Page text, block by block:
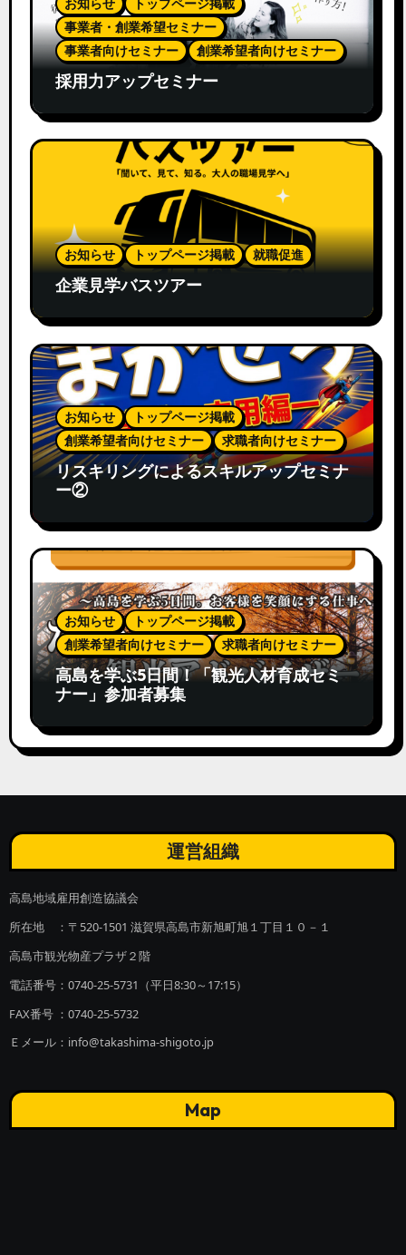
事業者・創業希望セミナー
事業者向けセミナー
創業希望者向けセミナー
採用力アップセミナー
お知らせ トップページ掲載 就職促進
企業見学バスツアー
お知らせ
トップページ掲載
創業希望者向けセミナー
求職者向けセミナー
リスキリングによるスキルアップセミナ
ー②
お知らせ
トップページ掲載
創業希望者向けセミナー
求職者向けセミナー
高島を学ぶ5日間！「観光人材育成セミ
ナー」参加者募集
運営組織
高島地域雇用創造協議会
所在地 ：〒520-1501 滋賀県高島市新旭町旭１丁目１０－１
高島市観光物産プラザ２階
電話番号：0740-25-5731（平日8:30～17:15）
FAX番号 ：0740-25-5732
Ｅメール：info@takashima-shigoto.jp
Map